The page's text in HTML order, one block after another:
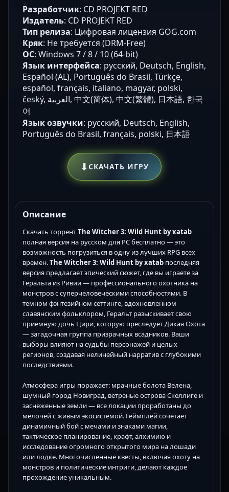
Разработчик: CD PROJEKT RED
Издатель: CD PROJEKT RED
Тип релиза: Цифровая лицензия GOG.com
Кряк: Не требуется (DRM-Free)
ОС: Windows 7 / 8 / 10 (64-bit)
Язык интерфейса: русский, Deutsch, English,
Español (AL), Português do Brasil, Türkçe,
español, français, italiano, magyar, polski,
český, العربية, 中文(简体), 中文(繁體), 日本語, 한국
어
Язык озвучки: русский, Deutsch, English,
Português do Brasil, français, polski, 日本語
⬇СКАЧАТЬ ИГРУ
Описание
Скачать торрентThe Witcher 3: Wild Hunt by xatab
полная версия на русском для PC бесплатно — это
возможность погрузиться в одну из лучших RPG всех
времен.The Witcher 3: Wild Hunt by xatab последняя
версия предлагает эпический сюжет, где вы играете за
Геральта из Ривии — профессионального охотника на
монстров с суперчеловеческими способностями. В
темном фэнтезийном сеттинге, вдохновленном
славянским фольклором, Геральт разыскивает свою
приемную дочь Цири, которую преследует Дикая Охота
— загадочная группа призрачных всадников. Ваши
выборы влияют на судьбы персонажей и целых
регионов, создавая нелинейный нарратив с глубокими
последствиями.
Атмосфера игры поражает: мрачные болота Велена,
шумный город Новиград, ветреные острова Скеллиге и
заснеженные земли — все локации проработаны до
мелочей с живым экосистемой. Геймплей сочетает
динамичный бой с мечами и знаками магии,
тактическое планирование, крафт, алхимию и
исследование огромного открытого мира на лошади
или лодке. Многочисленные квесты, включая охоту на
монстров и политические интриги, делают каждое
прохождение уникальным.